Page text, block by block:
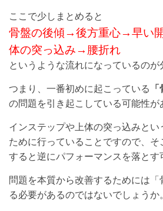
ここで少しまとめると
骨盤の後傾→後方重心→早い
体の突っ込み→腰折れ
というような流れになっているのが
つまり、一番初めに起こっている
の問題を引き起こしている可能性が
インステップや上体の突っ込みと
ために行っていることですので、そ
すると逆にパフォーマンスを落とす
問題を本質から改善するためには
る必要があるのではないでしょうか。